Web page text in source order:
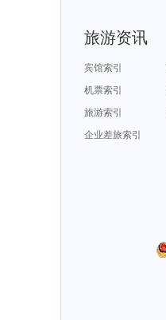
旅游资讯
宾馆索引
机票索引
旅游索引
企业差旅索引